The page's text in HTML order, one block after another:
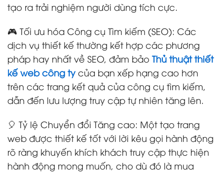
tạo ra trải nghiệm người dùng tích cực.
🎮 Tối ưu hóa Công cụ Tìm kiếm (SEO): Các
dịch vụ thiết kế thường kết hợp các phương
pháp hay nhất về SEO, đảm bảo Thủ thuật thiết
kế web công tycủa bạn xếp hạng cao hơn
trên các trang kết quả của công cụ tìm kiếm,
dẫn đến lưu lượng truy cập tự nhiên tăng lên.
🎈 Tỷ lệ Chuyển đổi Tăng cao: Một tạo trang
web được thiết kế tốt với lời kêu gọi hành động
rõ ràng khuyến khích khách truy cập thực hiện
hành động mong muốn, cho dù đó là mua